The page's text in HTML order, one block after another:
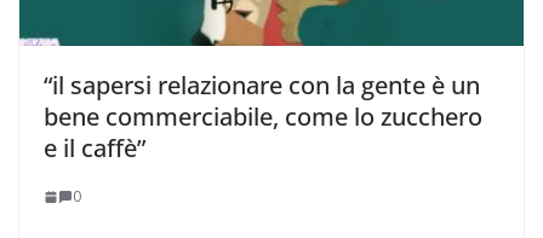
“il sapersi relazionare con la gente è un
bene commerciabile, come lo zucchero
e il caffè”
0